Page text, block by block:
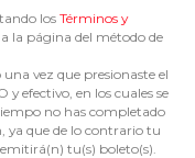
los Términos y
la página del método de
vez que presionaste el
efectivo, en los cuales se
no has completado
ya que de lo contrario tu
tu(s) boleto(s).